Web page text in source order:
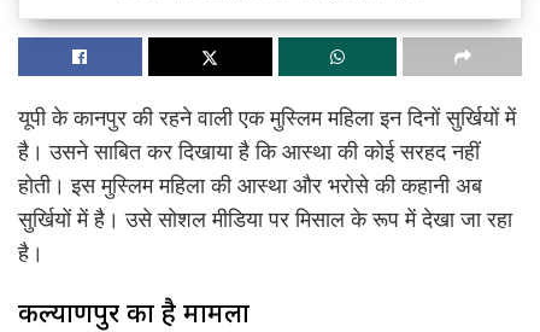
यूपी के कानपुर की रहने वाली एक मुस्लिम महिला इन दिनों सुर्खियों में
है। उसने साबित कर दिखाया है कि आस्था की कोई सरहद नहीं
होती। इस मुस्लिम महिला की आस्था और भरोसे की कहानी अब
सुर्खियों में है। उसे सोशल मीडिया पर मिसाल के रूप में देखा जा रहा
है।
कल्याणपुर का है मामला